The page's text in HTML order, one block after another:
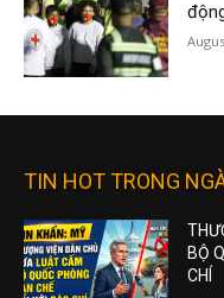
TIN HOT TRONG
BỘ
CHÍ